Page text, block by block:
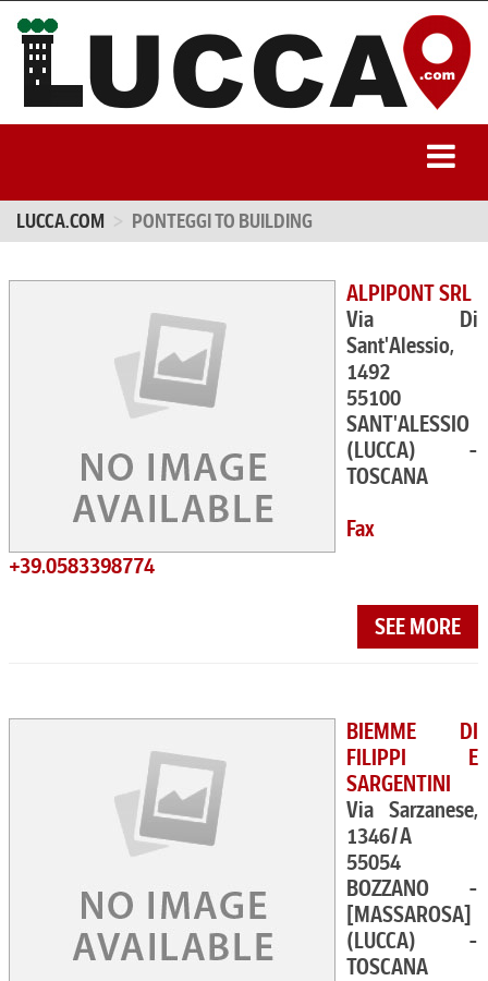
LUCCA.COM PONTEGGI TO BUILDING
ALPIPONT SRL
Via Di
Sant'Alessio,
1492
55100
SANT'ALESSIO
(LUCCA) -
TOSCANA
Fax
+39.0583398774
SEE MORE
BIEMME DI
FILIPPI E
SARGENTINI
Via Sarzanese,
1346/A
55054
BOZZANO -
[MASSAROSA]
(LUCCA) -
TOSCANA